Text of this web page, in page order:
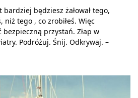
będziesz żałował tego,
niż tego , co zrobiłeś. Więc
przystań. Złap w
Podróżuj. Śnij. Odkrywaj. –